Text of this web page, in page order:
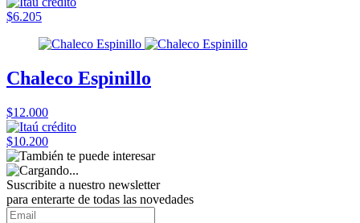
$6.205
Chaleco Espinillo
$12.000
$10.200
Suscribite a nuestro newsletter
para enterarte de todas las novedades